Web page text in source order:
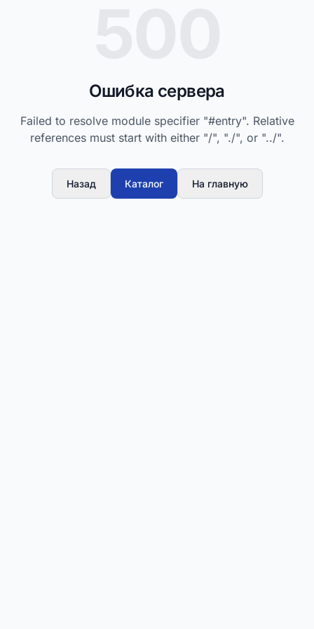
Ошибка сервера
Failed to resolve module specifier "#entry". Relative
references must start with either "/", "./", or "../".
Назад Каталог На главную